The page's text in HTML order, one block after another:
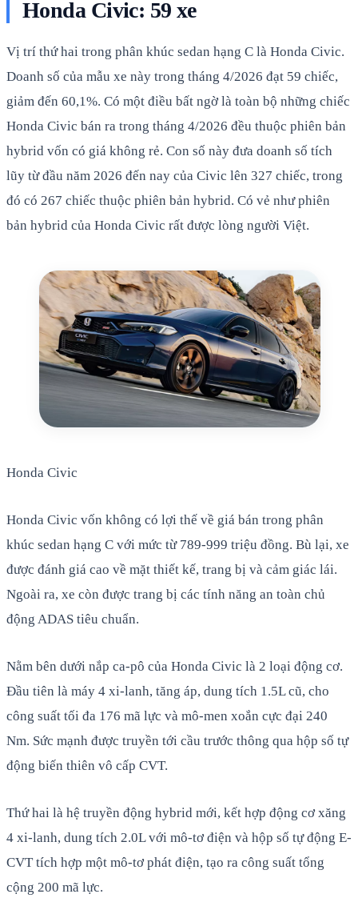
Honda Civic: 59 xe
Vị trí thứ hai trong phân khúc sedan hạng C là Honda Civic.
Doanh số của mẫu xe này trong tháng 4/2026 đạt 59 chiếc,
giảm đến 60,1%. Có một điều bất ngờ là toàn bộ những chiếc
Honda Civic bán ra trong tháng 4/2026 đều thuộc phiên bản
hybrid vốn có giá không rẻ. Con số này đưa doanh số tích
lũy từ đầu năm 2026 đến nay của Civic lên 327 chiếc, trong
đó có 267 chiếc thuộc phiên bản hybrid. Có vẻ như phiên
bản hybrid của Honda Civic rất được lòng người Việt.
Honda Civic
Honda Civic vốn không có lợi thế về giá bán trong phân
khúc sedan hạng C với mức từ 789-999 triệu đồng. Bù lại, xe
được đánh giá cao về mặt thiết kế, trang bị và cảm giác lái.
Ngoài ra, xe còn được trang bị các tính năng an toàn chủ
động ADAS tiêu chuẩn.
Nằm bên dưới nắp ca-pô của Honda Civic là 2 loại động cơ.
Đầu tiên là máy 4 xi-lanh, tăng áp, dung tích 1.5L cũ, cho
công suất tối đa 176 mã lực và mô-men xoắn cực đại 240
Nm. Sức mạnh được truyền tới cầu trước thông qua hộp số tự
động biến thiên vô cấp CVT.
Thứ hai là hệ truyền động hybrid mới, kết hợp động cơ xăng
4 xi-lanh, dung tích 2.0L với mô-tơ điện và hộp số tự động E-
CVT tích hợp một mô-tơ phát điện, tạo ra công suất tổng
cộng 200 mã lực.